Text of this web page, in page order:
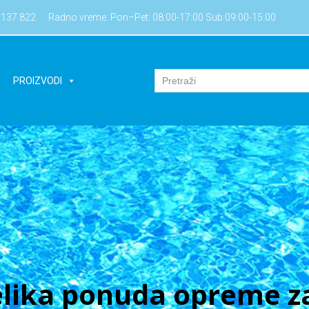
822 Radno vreme: Pon–Pet: 08:00-17:00 Sub:09:00-15:00
PROIZVODI
ponuda opreme